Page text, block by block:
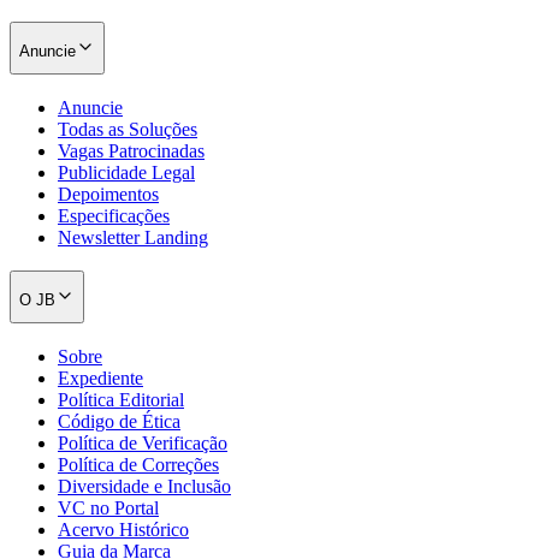
Anuncie
Anuncie
Todas as Soluções
Vagas Patrocinadas
Publicidade Legal
Depoimentos
Especificações
Newsletter Landing
O JB
Sobre
Expediente
Política Editorial
Código de Ética
Política de Verificação
Política de Correções
Diversidade e Inclusão
VC no Portal
Acervo Histórico
Guia da Marca